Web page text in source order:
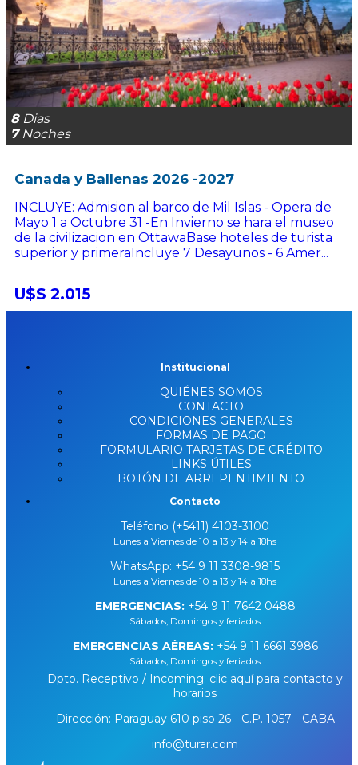
8Dias
7Noches
Canada y Ballenas 2026 -2027
INCLUYE: Admision al barco de Mil Islas - Opera de
Mayo 1 a Octubre 31 -En Invierno se hara el museo
de la civilizacion en OttawaBase hoteles de turista
superior y primeraIncluye 7 Desayunos - 6 Amer...
U$S 2.015
Institucional
QUIÉNES SOMOS
CONTACTO
CONDICIONES GENERALES
FORMAS DE PAGO
FORMULARIO TARJETAS DE CRÉDITO
LINKS ÚTILES
BOTÓN DE ARREPENTIMIENTO
Contacto
Teléfono (+5411) 4103-3100
Lunes a Viernes de 10 a 13 y 14 a 18hs
WhatsApp: +54 9 11 3308-9815
Lunes a Viernes de 10 a 13 y 14 a 18hs
EMERGENCIAS: +54 9 11 7642 0488
Sábados, Domingos y feriados
EMERGENCIAS AÉREAS: +54 9 11 6661 3986
Sábados, Domingos y feriados
Dpto. Receptivo / Incoming: clic aquí para contacto y
horarios
Dirección: Paraguay 610 piso 26 - C.P. 1057 - CABA
info@turar.com